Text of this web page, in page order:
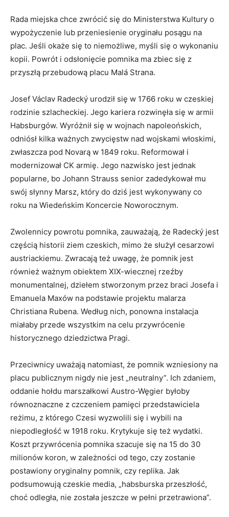
Rada miejska chce zwrócić się do Ministerstwa Kultury o
wypożyczenie lub przeniesienie oryginału posągu na
plac. Jeśli okaże się to niemożliwe, myśli się o wykonaniu
kopii. Powrót i odsłonięcie pomnika ma zbiec się z
przyszłą przebudową placu Malá Strana.
Josef Václav Radecký urodził się w 1766 roku w czeskiej
rodzinie szlacheckiej. Jego kariera rozwinęła się w armii
Habsburgów. Wyróżnił się w wojnach napoleońskich,
odniósł kilka ważnych zwycięstw nad wojskami włoskimi,
zwłaszcza pod Novarą w 1849 roku. Reformował i
modernizował CK armię. Jego nazwisko jest jednak
popularne, bo ​​Johann Strauss senior zadedykował mu
swój słynny Marsz, który do dziś jest wykonywany co
roku na Wiedeńskim Koncercie Noworocznym.
Zwolennicy powrotu pomnika, zauważają, że Radecký jest
częścią historii ziem czeskich, mimo że służył cesarzowi
austriackiemu. Zwracają też uwagę, że pomnik jest
również ważnym obiektem XIX-wiecznej rzeźby
monumentalnej, dziełem stworzonym przez braci Josefa i
Emanuela Maxów na podstawie projektu malarza
Christiana Rubena. Według nich, ponowna instalacja
miałaby przede wszystkim na celu przywrócenie
historycznego dziedzictwa Pragi.
Przeciwnicy uważają natomiast, że pomnik wzniesiony na
placu publicznym nigdy nie jest „neutralny”. Ich zdaniem,
oddanie hołdu marszałkowi Austro-Węgier byłoby
równoznaczne z czczeniem pamięci przedstawiciela
reżimu, z którego Czesi wyzwolili się i wybili na
niepodległość w 1918 roku. Krytykuje się też wydatki.
Koszt przywrócenia pomnika szacuje się na 15 do 30
milionów koron, w zależności od tego, czy zostanie
postawiony oryginalny pomnik, czy replika. Jak
podsumowują czeskie media, „habsburska przeszłość,
choć odległa, nie została jeszcze w pełni przetrawiona”.